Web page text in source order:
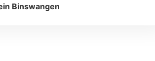
Binswangen